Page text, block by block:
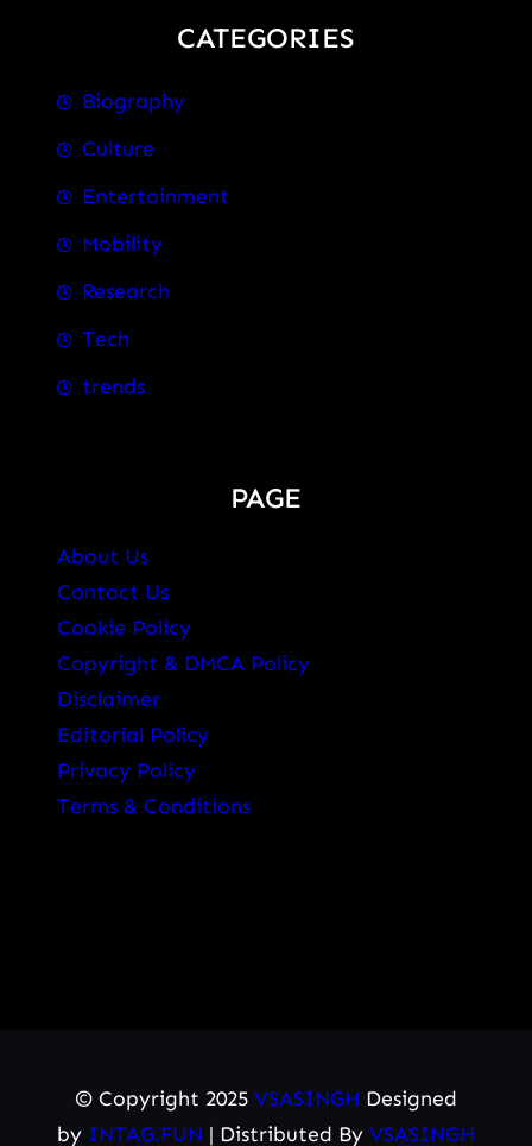
CATEGORIES
Biography
Culture
Entertainment
Mobility
Research
Tech
trends
PAGE
About Us
Contact Us
Cookie Policy
Copyright & DMCA Policy
Disclaimer
Editorial Policy
Privacy Policy
Terms & Conditions
© Copyright 2025 VSASINGH Designed
by INTAG.FUN | Distributed By VSASINGH